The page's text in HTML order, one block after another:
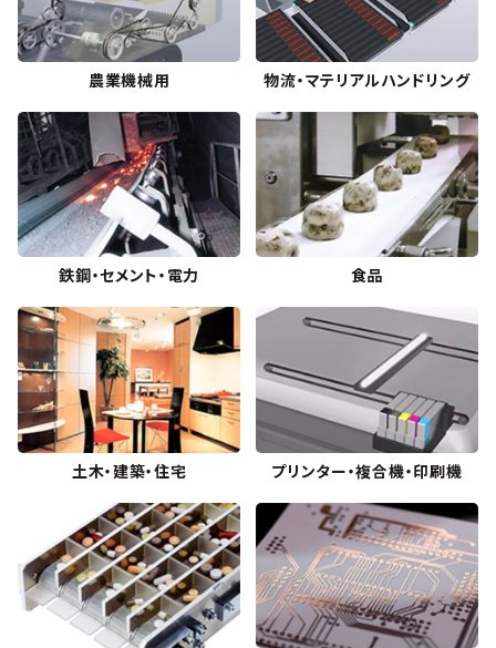
農業機械用 物流・マテリアルハンドリング
鉄鋼・セメント・電力 食品
土木・建築・住宅 プリンター・複合機・印刷機